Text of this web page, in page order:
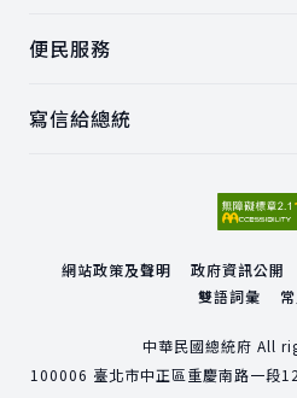
便民服務
寫信給總統
網站政策及聲明 政府資訊公開
雙語詞彙
中華民國總統府 All
100006 臺北市中正區重慶南路一段